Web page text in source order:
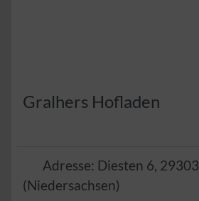
Gralhers Hofladen
Adresse: Diesten 6, 29303
(Niedersachsen)